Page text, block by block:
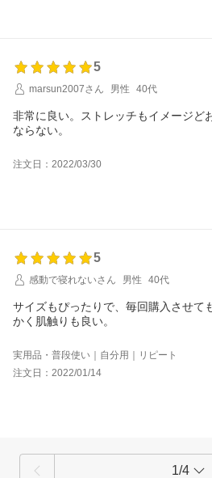
5
marsun2007さん
男性 40代
非常に良い。ストレッチもイメージど
ならない。
注文日：2022/03/30
5
感動で寝れないさん
男性 40代
サイズもぴったりで、毎回購入させて
かく肌触りも良い。
実用品・普段使い｜自分用｜リピート
注文日：2022/01/14
1/4